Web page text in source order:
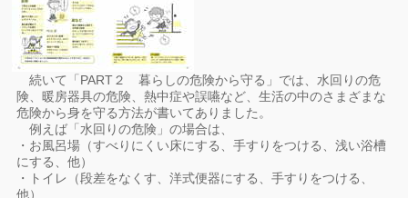
続いて「PART２ 暮らしの危険から守る」では、水回りの危
険、暖房器具の危険、熱中症や誤嚥など、生活の中のさまざまな
危険から身を守る方法が書いてありました。
例えば「水回りの危険」の場合は、
・お風呂場（すべりにくい床にする、手すりをつける、浅い浴槽
にする、他）
・トイレ（段差をなくす、洋式便器にする、手すりをつける、
他）